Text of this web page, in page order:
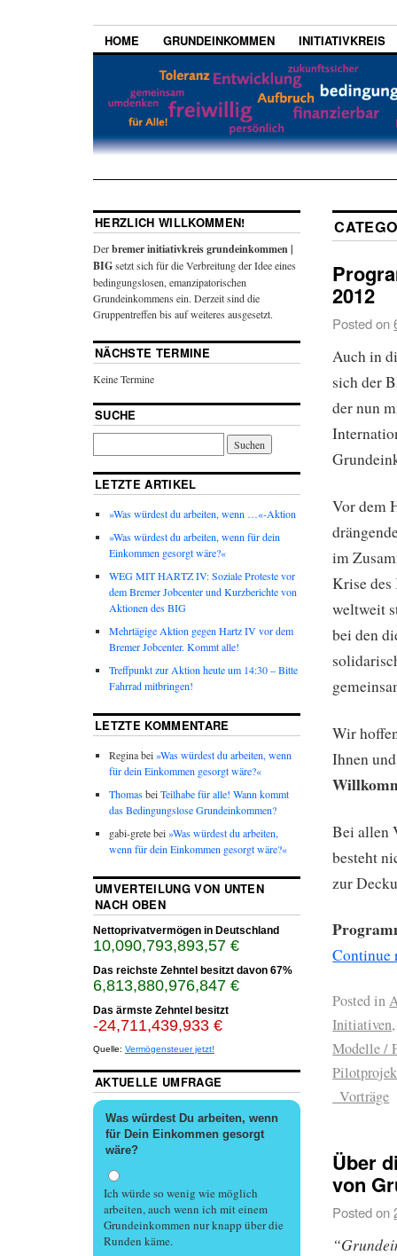
HOME GRUNDEINKOMMEN INITIATIVKREIS
2012
Posted on
Auch in
sich der
der nun
Vor dem
im
Krise
weltweit
bei den
Wir
Ihnen
Bei allen
besteht
zur
Continue
Posted in
Initiativen
Modelle /
_Vorträge
Über
von
Posted on
HERZLICH WILLKOMMEN!
Derbremer initiativkreis grundeinkommen |
BIGsetzt sich für die Verbreitung der Idee eines
bedingungslosen, emanzipatorischen
Grundeinkommens ein. Derzeit sind die
Gruppentreffen bis auf weiteres ausgesetzt.
NÄCHSTE TERMINE
Keine Termine
SUCHE
LETZTE ARTIKEL
»Was würdest du arbeiten, wenn …«-Aktion
»Was würdest du arbeiten, wenn für dein
Einkommen gesorgt wäre?«
WEG MIT HARTZ IV: Soziale Proteste vor
dem Bremer Jobcenter und Kurzberichte von
Aktionen des BIG
Mehrtägige Aktion gegen Hartz IV vor dem
Bremer Jobcenter. Kommt alle!
Treffpunkt zur Aktion heute um 14:30 – Bitte
Fahrrad mitbringen!
LETZTE KOMMENTARE
Regina bei»Was würdest du arbeiten, wenn
für dein Einkommen gesorgt wäre?«
ThomasbeiTeilhabe für alle! Wann kommt
das Bedingungslose Grundeinkommen?
gabi-grete bei»Was würdest du arbeiten,
wenn für dein Einkommen gesorgt wäre?«
UMVERTEILUNG VON UNTEN
NACH OBEN
Nettoprivatvermögen in Deutschland
10,090,793,899,47 €
Das reichste Zehntel besitzt davon 67%
6,813,880,981,575 €
Das ärmste Zehntel besitzt
-24,711,439,958 €
Quelle: Vermögensteuer jetzt!
AKTUELLE UMFRAGE
Was würdest Du arbeiten, wenn
für Dein Einkommen gesorgt
wäre?
Ich würde so wenig wie möglich
arbeiten, auch wenn ich mit einem
Grundeinkommen nur knapp über die
Runden käme.